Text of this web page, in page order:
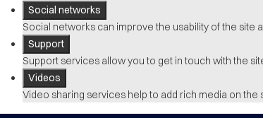
Social networks
Social networks can improve the usability of the site
Support
Support services allow you to get in touch with the
Videos
Video sharing services help to add rich media on the